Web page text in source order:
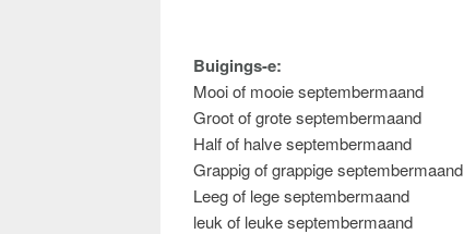
Buigings-e:
Mooi of mooie septembermaand
Groot of grote septembermaand
Half of halve septembermaand
Grappig of grappige septembermaand
Leeg of lege septembermaand
leuk of leuke septembermaand